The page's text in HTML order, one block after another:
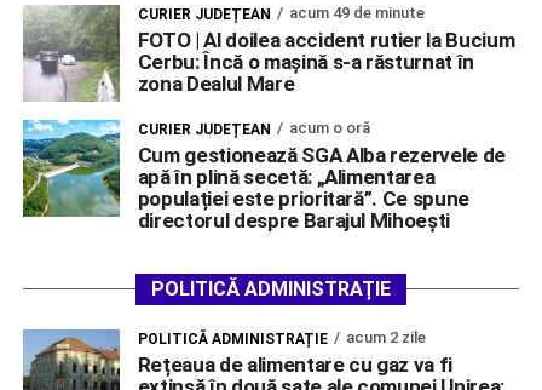
CURIER JUDEȚEAN acum 49 de minute
FOTO | Al doilea accident rutier la Bucium
Cerbu: Încă o mașină s-a răsturnat în
zona Dealul Mare
CURIER JUDEȚEAN acum o oră
Cum gestionează SGA Alba rezervele de
apă în plină secetă: „Alimentarea
populației este prioritară”. Ce spune
directorul despre Barajul Mihoești
POLITICĂ ADMINISTRAȚIE
POLITICĂ ADMINISTRAȚIE acum 2 zile
Rețeaua de alimentare cu gaz va fi